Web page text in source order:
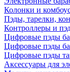
Колонки и
Пэды, тарелки,
Контроллеры и
Цифровые пэды
Цифровые пэды
Цифровые пэды
Аксессуары для